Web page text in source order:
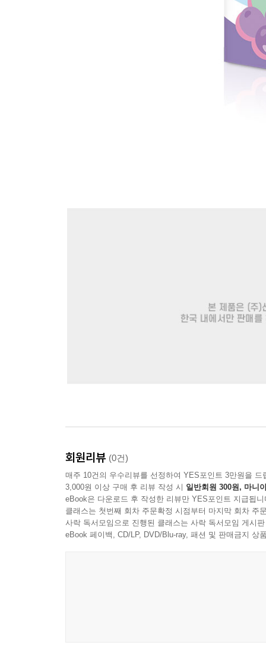
회원리뷰 (0건)
매주 10건의 우수리뷰를 선정하여 YES포인트 3만원을 드
3,000원 이상 구매 후 리뷰 작성 시 일반회원 300원, 마니
eBook은 다운로드 후 작성한 리뷰만 YES포인트 지급됩니
클래스는 첫번째 회차 주문확정 시점부터 마지막 회차 주
사락 독서모임으로 진행된 클래스는 사락 독서모임 게시
eBook 페이백, CD/LP, DVD/Blu-ray, 패션 및 판매금지 상